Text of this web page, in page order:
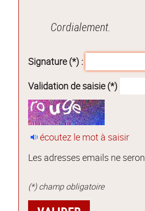
Cordialement.
Signature (*) :
Validation de saisie (*)
écoutez le mot à saisir
Les adresses emails ne
(*) champ obligatoire